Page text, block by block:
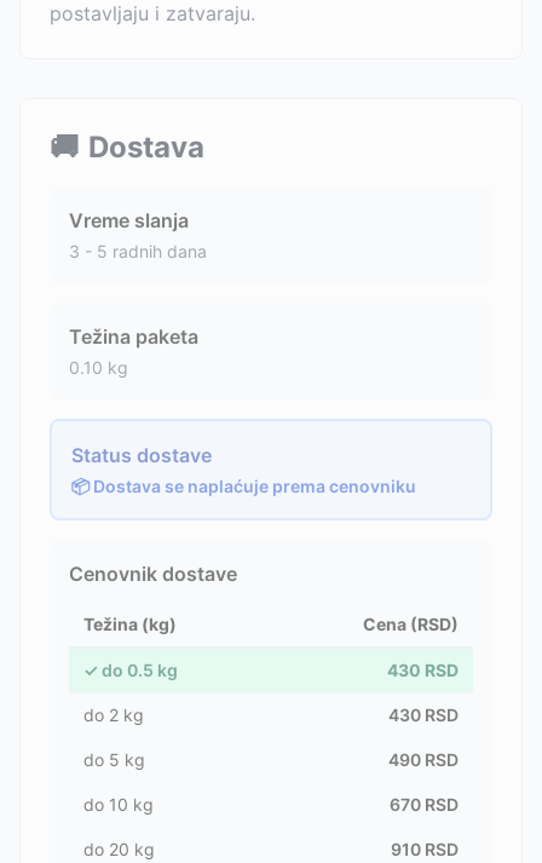
postavljaju i zatvaraju.
🚚 Dostava
Vreme slanja
3 - 5 radnih dana
Težina paketa
0.10 kg
Status dostave
📦 Dostava se naplaćuje prema cenovniku
Cenovnik dostave
Težina (kg) Cena (RSD)
✓ do 0.5 kg 430 RSD
do 2 kg 430 RSD
do 5 kg 490 RSD
do 10 kg 670 RSD
do 20 kg 910 RSD